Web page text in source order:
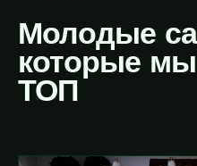
Молодые
которые
ТОП